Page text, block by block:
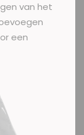
van het
een